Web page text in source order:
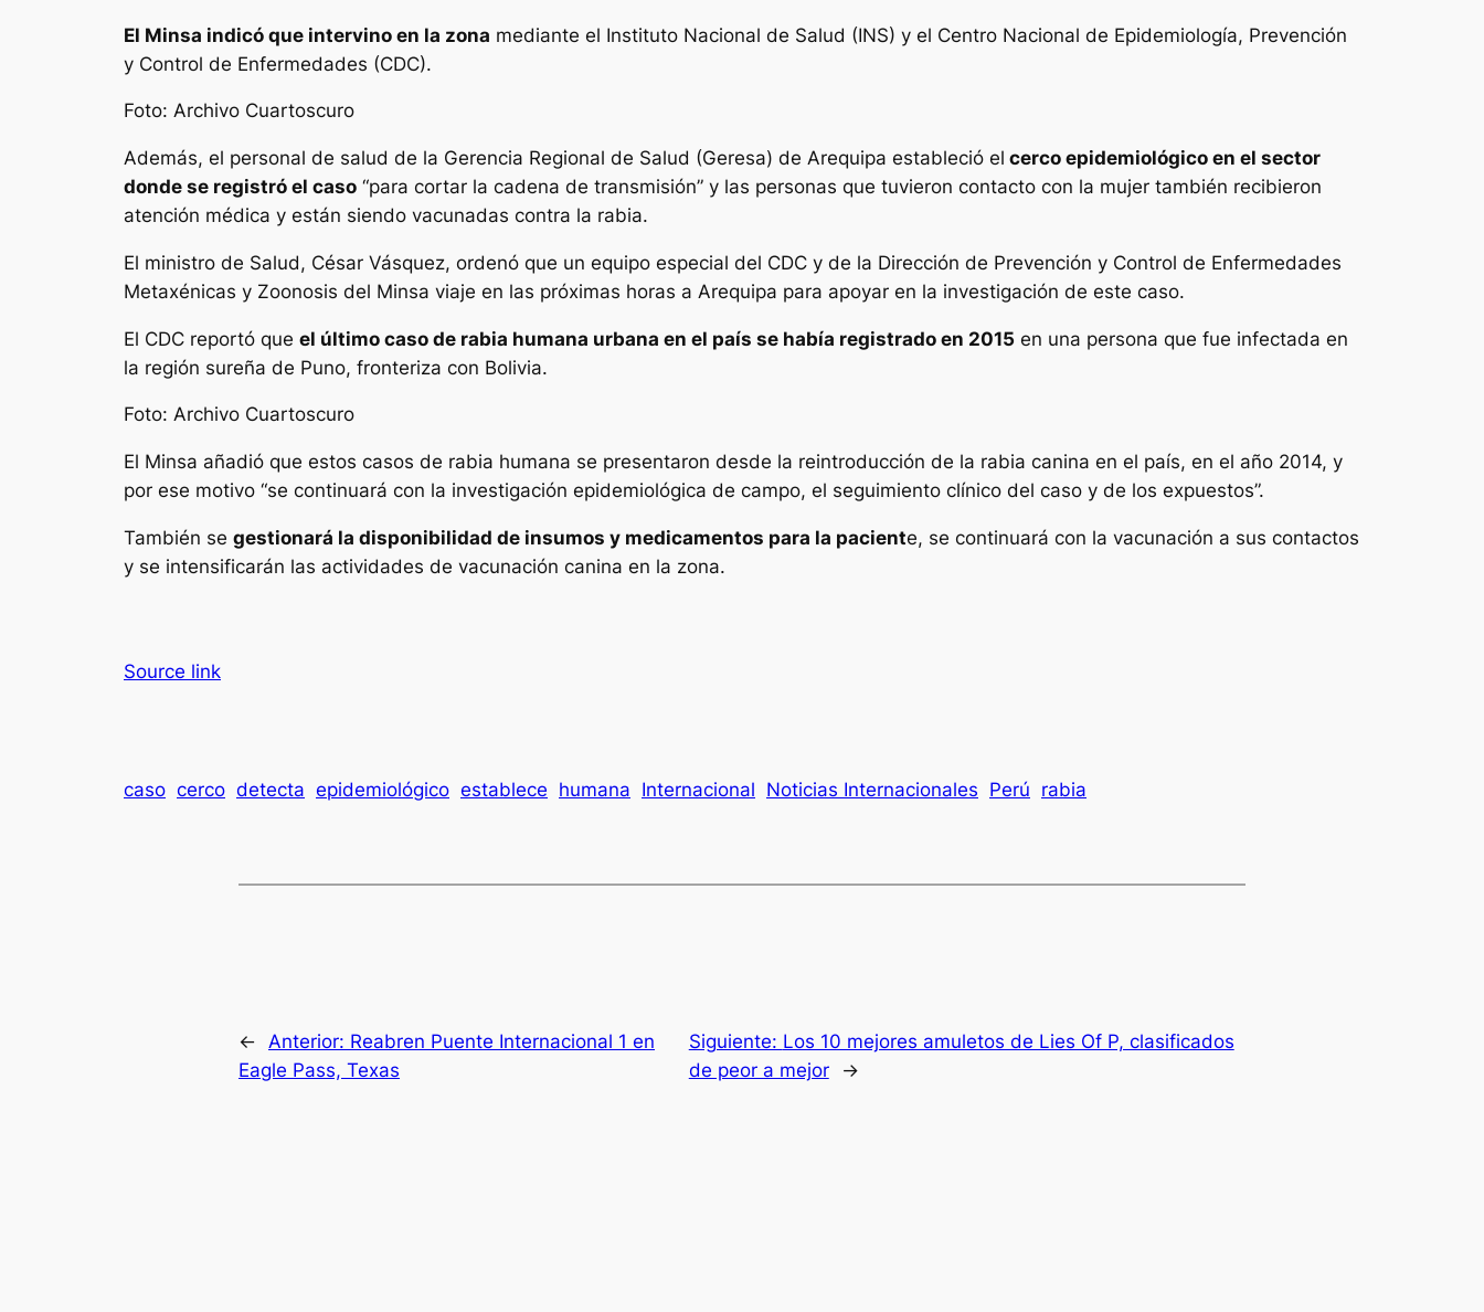
El Minsa indicó que intervino en la zona mediante el Instituto Nacional de Salud (INS) y el Centro Nacional de Epidemiología, Prevención
y Control de Enfermedades (CDC).
Foto: Archivo Cuartoscuro
Además, el personal de salud de la Gerencia Regional de Salud (Geresa) de Arequipa estableció el cerco epidemiológico en el sector
donde se registró el caso “para cortar la cadena de transmisión” y las personas que tuvieron contacto con la mujer también recibieron
atención médica y están siendo vacunadas contra la rabia.
El ministro de Salud, César Vásquez, ordenó que un equipo especial del CDC y de la Dirección de Prevención y Control de Enfermedades
Metaxénicas y Zoonosis del Minsa viaje en las próximas horas a Arequipa para apoyar en la investigación de este caso.
El CDC reportó que el último caso de rabia humana urbana en el país se había registrado en 2015 en una persona que fue infectada en
la región sureña de Puno, fronteriza con Bolivia.
Foto: Archivo Cuartoscuro
El Minsa añadió que estos casos de rabia humana se presentaron desde la reintroducción de la rabia canina en el país, en el año 2014, y
por ese motivo “se continuará con la investigación epidemiológica de campo, el seguimiento clínico del caso y de los expuestos”.
También se gestionará la disponibilidad de insumos y medicamentos para la paciente, se continuará con la vacunación a sus contactos
y se intensificarán las actividades de vacunación canina en la zona.
Source link
caso cerco detecta epidemiológico establece humana Internacional Noticias Internacionales Perú rabia
← Anterior: Reabren Puente Internacional 1 en
Eagle Pass, Texas
Siguiente: Los 10 mejores amuletos de Lies Of P, clasificados
de peor a mejor
→